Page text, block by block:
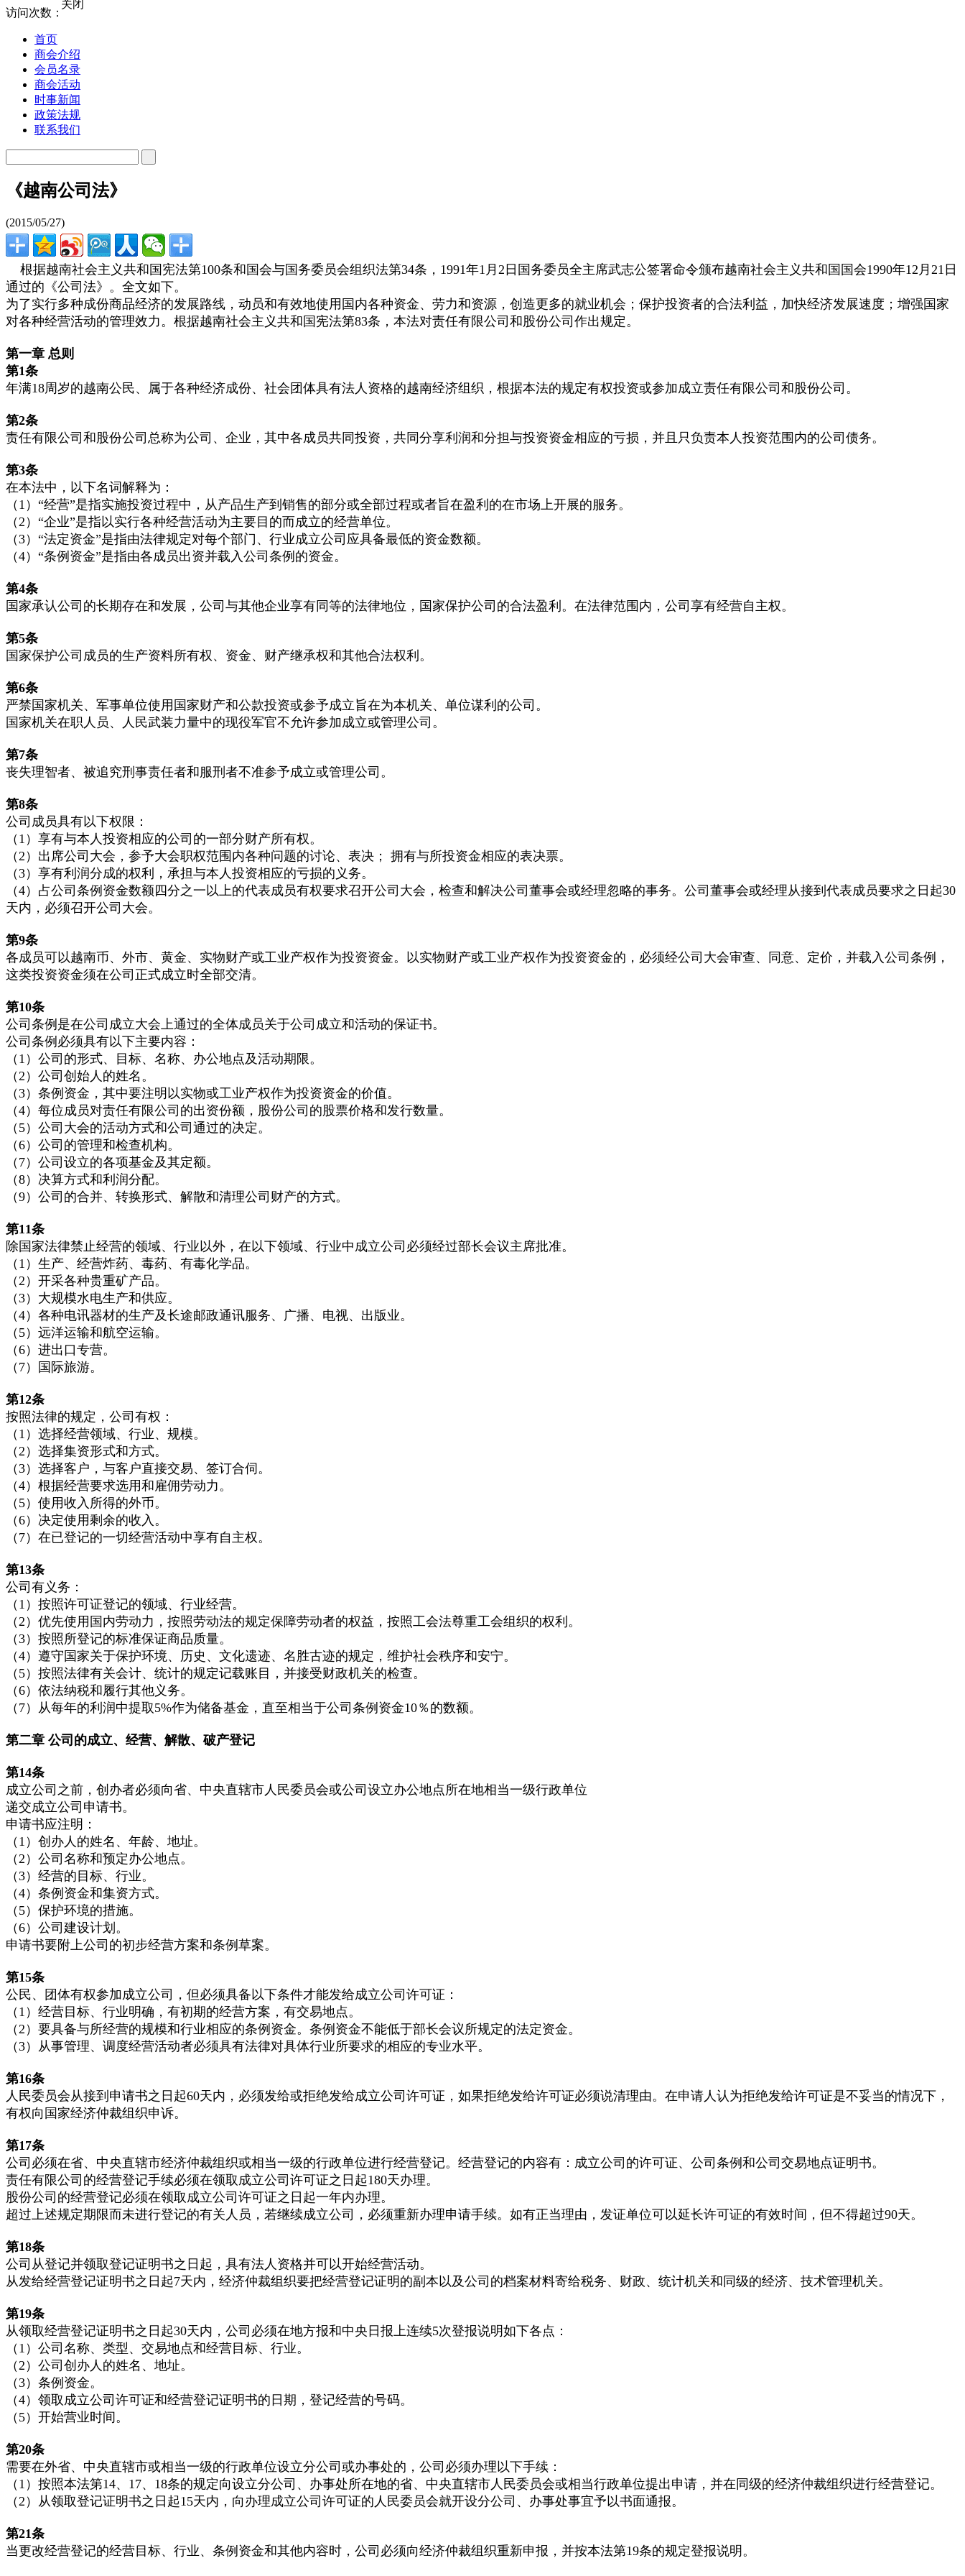
访问次数：
首页
商会介绍
会员名录
商会活动
时事新闻
政策法规
联系我们
《越南公司法》
(2015/05/27)
根据越南社会主义共和国宪法第100条和国会与国务委员会组织法第34条，1991年1月2日国务委员全主席武志公签署命令颁布越南社会主义共和国国会1990年12月21日
通过的《公司法》。全文如下。
为了实行多种成份商品经济的发展路线，动员和有效地使用国内各种资金、劳力和资源，创造更多的就业机会；保护投资者的合法利益，加快经济发展速度；增强国家
对各种经营活动的管理效力。根据越南社会主义共和国宪法第83条，本法对责任有限公司和股份公司作出规定。
第一章 总则
第1条
年满18周岁的越南公民、属于各种经济成份、社会团体具有法人资格的越南经济组织，根据本法的规定有权投资或参加成立责任有限公司和股份公司。
第2条
责任有限公司和股份公司总称为公司、企业，其中各成员共同投资，共同分享利润和分担与投资资金相应的亏损，并且只负责本人投资范围内的公司债务。
第3条
在本法中，以下名词解释为：
（1）“经营”是指实施投资过程中，从产品生产到销售的部分或全部过程或者旨在盈利的在市场上开展的服务。
（2）“企业”是指以实行各种经营活动为主要目的而成立的经营单位。
（3）“法定资金”是指由法律规定对每个部门、行业成立公司应具备最低的资金数额。
（4）“条例资金”是指由各成员出资并载入公司条例的资金。
第4条
国家承认公司的长期存在和发展，公司与其他企业享有同等的法律地位，国家保护公司的合法盈利。在法律范围内，公司享有经营自主权。
第5条
国家保护公司成员的生产资料所有权、资金、财产继承权和其他合法权利。
第6条
严禁国家机关、军事单位使用国家财产和公款投资或参予成立旨在为本机关、单位谋利的公司。
国家机关在职人员、人民武装力量中的现役军官不允许参加成立或管理公司。
第7条
丧失理智者、被追究刑事责任者和服刑者不准参予成立或管理公司。
第8条
公司成员具有以下权限：
（1）享有与本人投资相应的公司的一部分财产所有权。
（2）出席公司大会，参予大会职权范围内各种问题的讨论、表决； 拥有与所投资金相应的表决票。
（3）享有利润分成的权利，承担与本人投资相应的亏损的义务。
（4）占公司条例资金数额四分之一以上的代表成员有权要求召开公司大会，检查和解决公司董事会或经理忽略的事务。公司董事会或经理从接到代表成员要求之日起30
天内，必须召开公司大会。
第9条
各成员可以越南币、外市、黄金、实物财产或工业产权作为投资资金。以实物财产或工业产权作为投资资金的，必须经公司大会审查、同意、定价，并载入公司条例，
这类投资资金须在公司正式成立时全部交清。
第10条
公司条例是在公司成立大会上通过的全体成员关于公司成立和活动的保证书。
公司条例必须具有以下主要内容：
（1）公司的形式、目标、名称、办公地点及活动期限。
（2）公司创始人的姓名。
（3）条例资金，其中要注明以实物或工业产权作为投资资金的价值。
（4）每位成员对责任有限公司的出资份额，股份公司的股票价格和发行数量。
（5）公司大会的活动方式和公司通过的决定。
（6）公司的管理和检查机构。
（7）公司设立的各项基金及其定额。
（8）决算方式和利润分配。
（9）公司的合并、转换形式、解散和清理公司财产的方式。
第11条
除国家法律禁止经营的领域、行业以外，在以下领域、行业中成立公司必须经过部长会议主席批准。
（1）生产、经营炸药、毒药、有毒化学品。
（2）开采各种贵重矿产品。
（3）大规模水电生产和供应。
（4）各种电讯器材的生产及长途邮政通讯服务、广播、电视、出版业。
（5）远洋运输和航空运输。
（6）进出口专营。
（7）国际旅游。
第12条
按照法律的规定，公司有权：
（1）选择经营领域、行业、规模。
（2）选择集资形式和方式。
（3）选择客户，与客户直接交易、签订合伺。
（4）根据经营要求选用和雇佣劳动力。
（5）使用收入所得的外币。
（6）决定使用剩余的收入。
（7）在已登记的一切经营活动中享有自主权。
第13条
公司有义务：
（1）按照许可证登记的领域、行业经营。
（2）优先使用国内劳动力，按照劳动法的规定保障劳动者的权益，按照工会法尊重工会组织的权利。
（3）按照所登记的标准保证商品质量。
（4）遵守国家关于保护环境、历史、文化遗迹、名胜古迹的规定，维护社会秩序和安宁。
（5）按照法律有关会计、统计的规定记载账目，并接受财政机关的检查。
（6）依法纳税和履行其他义务。
（7）从每年的利润中提取5%作为储备基金，直至相当于公司条例资金10％的数额。
第二章 公司的成立、经营、解散、破产登记
第14条
成立公司之前，创办者必须向省、中央直辖市人民委员会或公司设立办公地点所在地相当一级行政单位
递交成立公司申请书。
申请书应注明：
（1）创办人的姓名、年龄、地址。
（2）公司名称和预定办公地点。
（3）经营的目标、行业。
（4）条例资金和集资方式。
（5）保护环境的措施。
（6）公司建设计划。
申请书要附上公司的初步经营方案和条例草案。
第15条
公民、团体有权参加成立公司，但必须具备以下条件才能发给成立公司许可证：
（1）经营目标、行业明确，有初期的经营方案，有交易地点。
（2）要具备与所经营的规模和行业相应的条例资金。条例资金不能低于部长会议所规定的法定资金。
（3）从事管理、调度经营活动者必须具有法律对具体行业所要求的相应的专业水平。
第16条
人民委员会从接到申请书之日起60天内，必须发给或拒绝发给成立公司许可证，如果拒绝发给许可证必须说清理由。在申请人认为拒绝发给许可证是不妥当的情况下，
有权向国家经济仲裁组织申诉。
第17条
公司必须在省、中央直辖市经济仲裁组织或相当一级的行政单位进行经营登记。经营登记的内容有：成立公司的许可证、公司条例和公司交易地点证明书。
责任有限公司的经营登记手续必须在领取成立公司许可证之日起180天办理。
股份公司的经营登记必须在领取成立公司许可证之日起一年内办理。
超过上述规定期限而未进行登记的有关人员，若继续成立公司，必须重新办理申请手续。如有正当理由，发证单位可以延长许可证的有效时间，但不得超过90天。
第18条
公司从登记并领取登记证明书之日起，具有法人资格并可以开始经营活动。
从发给经营登记证明书之日起7天内，经济仲裁组织要把经营登记证明的副本以及公司的档案材料寄给税务、财政、统计机关和同级的经济、技术管理机关。
第19条
从领取经营登记证明书之日起30天内，公司必须在地方报和中央日报上连续5次登报说明如下各点：
（1）公司名称、类型、交易地点和经营目标、行业。
（2）公司创办人的姓名、地址。
（3）条例资金。
（4）领取成立公司许可证和经营登记证明书的日期，登记经营的号码。
（5）开始营业时间。
第20条
需要在外省、中央直辖市或相当一级的行政单位设立分公司或办事处的，公司必须办理以下手续：
（1）按照本法第14、17、18条的规定向设立分公司、办事处所在地的省、中央直辖市人民委员会或相当行政单位提出申请，并在同级的经济仲裁组织进行经营登记。
（2）从领取登记证明书之日起15天内，向办理成立公司许可证的人民委员会就开设分公司、办事处事宜予以书面通报。
第21条
当更改经营登记的经营目标、行业、条例资金和其他内容时，公司必须向经济仲裁组织重新申报，并按本法第19条的规定登报说明。
关闭